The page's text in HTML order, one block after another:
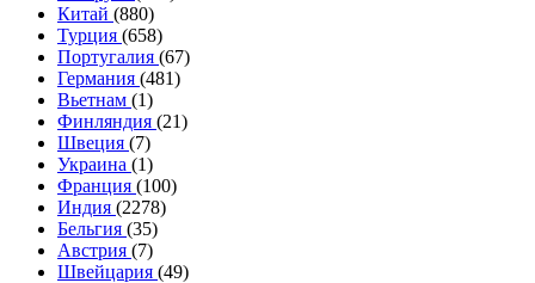
Китай (880)
Турция (658)
Португалия (67)
Германия (481)
Вьетнам (1)
Финляндия (21)
Швеция (7)
Украина (1)
Франция (100)
Индия (2278)
Бельгия (35)
Австрия (7)
Швейцария (49)